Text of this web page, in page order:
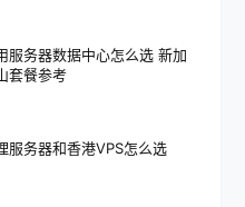
服务器数据中心怎么选 新加
套餐参考
服务器和香港VPS怎么选